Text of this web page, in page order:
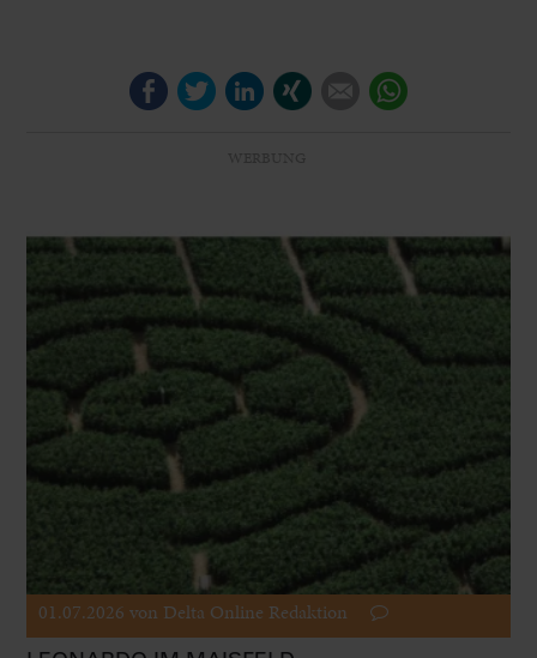
FacebookTwitterLinkedIn E-mail
01.07.2026 von Delta Online Redaktion